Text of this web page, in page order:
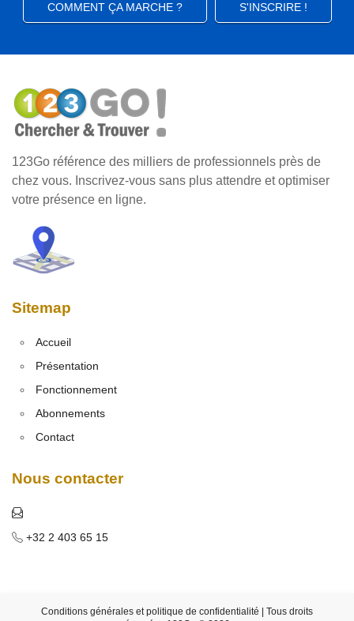
COMMENT ÇA MARCHE ? S'INSCRIRE !
123Go référence des milliers de professionnels près de
chez vous. Inscrivez-vous sans plus attendre et optimiser
votre présence en ligne.
Sitemap
Accueil
Présentation
Fonctionnement
Abonnements
Contact
Nous contacter
+32 2 403 65 15
Conditions générales et politique de confidentialité | Tous droits